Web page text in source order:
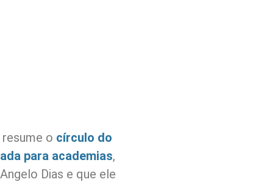
o círculo do
para academias,
Dias e que ele